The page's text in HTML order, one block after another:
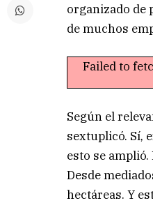
organizado de
de muchos
Failed to
Según el
sextuplicó. Sí,
esto se
Desde
hectáreas. Y